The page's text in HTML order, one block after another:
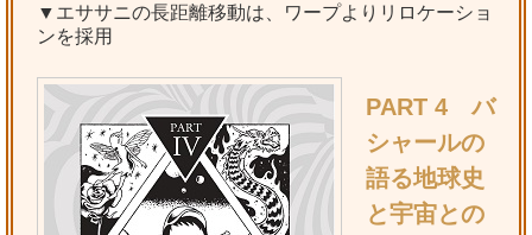
▼エササニの長距離移動は、ワープよりリロケーショ
ンを採用
PART 4 バ
シャールの
語る地球史
と宇宙との